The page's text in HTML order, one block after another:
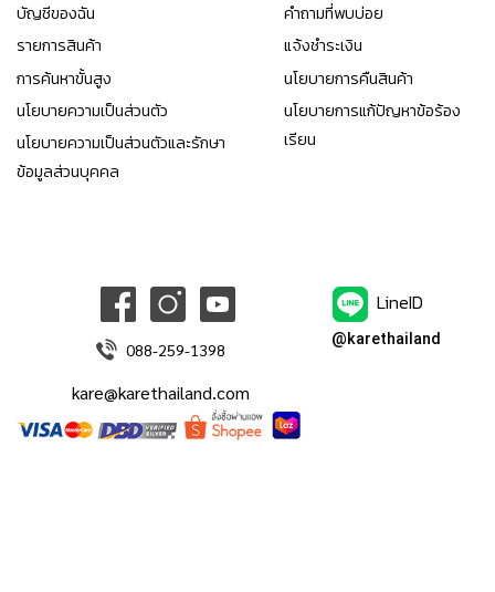
บัญชีของฉัน
รายการสินค้า
การค้นหาขั้นสูง
นโยบายความเป็นส่วนตัว
นโยบายความเป็นส่วนตัวและรักษา
ข้อมูลส่วนบุคคล
คำถามที่พบบ่อย
แจ้งชำระเงิน
นโยบายการคืนสินค้า
นโยบายการแก้ปัญหาข้อร้อง
เรียน
088-259-1398
kare@karethailand.com
LineID
@karethailand